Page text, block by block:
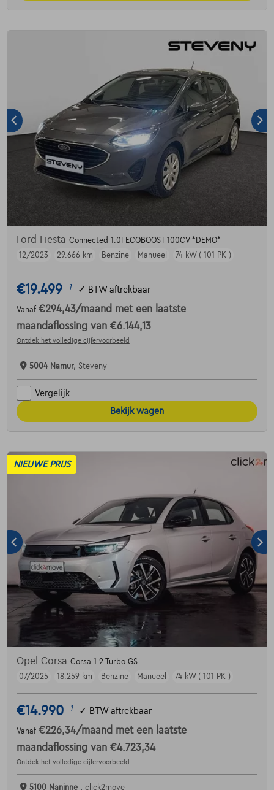
Ford Fiesta Connected 1.0I ECOBOOST 100CV *DEMO*
12/2023
29.666 km Benzine Manueel 74 kW ( 101 PK )
€19.499 1 ✓ BTW aftrekbaar
Vanaf €294,43/maand met een laatste
maandaflossing van €6.144,13
Ontdek het volledige cijfervoorbeeld
5004 Namur, Steveny
Vergelijk
Bekijk wagen
NIEUWE PRIJS
Opel Corsa Corsa 1.2 Turbo GS
07/2025
18.259 km Benzine Manueel 74 kW ( 101 PK )
€14.990 1 ✓ BTW aftrekbaar
Vanaf €226,34/maand met een laatste
maandaflossing van €4.723,34
Ontdek het volledige cijfervoorbeeld
5100 Naninne , click2move